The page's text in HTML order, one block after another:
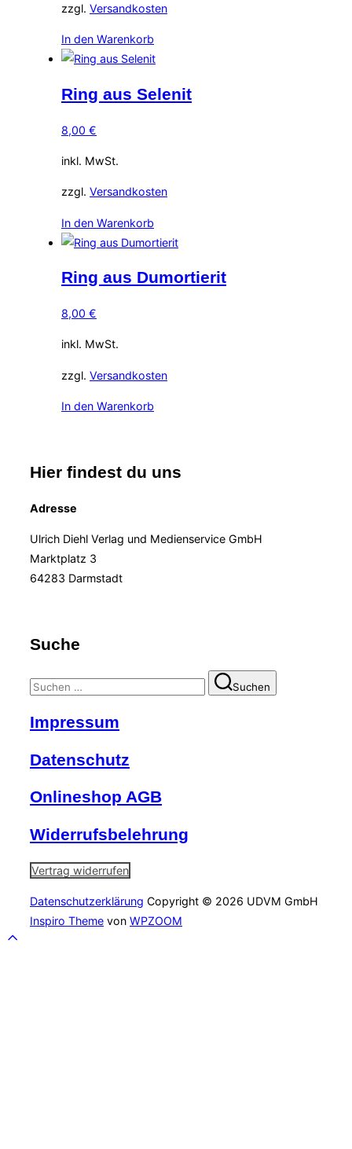
zzgl. Versandkosten
In den Warenkorb
Ring aus Selenit
8,00 €
inkl. MwSt.
zzgl. Versandkosten
In den Warenkorb
Ring aus Dumortierit
8,00 €
inkl. MwSt.
zzgl. Versandkosten
In den Warenkorb
Hier findest du uns
Adresse
Ulrich Diehl Verlag und Medienservice GmbH
Marktplatz 3
64283 Darmstadt
Suche
Suchen
nach:
Suchen
Impressum
Datenschutz
Onlineshop AGB
Widerrufsbelehrung
Vertrag widerrufen
Datenschutzerklärung Copyright © 2026 UDVM GmbH
Inspiro Theme von WPZOOM